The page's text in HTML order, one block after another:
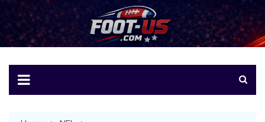
to
content
Foot-US
Le football américain en français